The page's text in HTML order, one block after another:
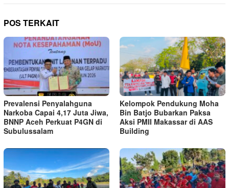
POS TERKAIT
Prevalensi Penyalahguna
Narkoba Capai 4,17 Juta Jiwa,
BNNP Aceh Perkuat P4GN di
Subulussalam
Kelompok Pendukung Moha
Bin Batjo Bubarkan Paksa
Aksi PMII Makassar di AAS
Building